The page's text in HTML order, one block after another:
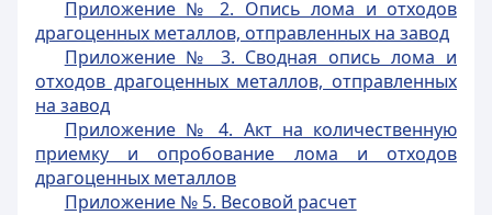
Приложение № 2. Опись лома и отходов
драгоценных металлов, отправленных на завод
Приложение № 3. Сводная опись лома и
отходов драгоценных металлов, отправленных
на завод
Приложение № 4. Акт на количественную
приемку и опробование лома и отходов
драгоценных металлов
Приложение № 5. Весовой расчет